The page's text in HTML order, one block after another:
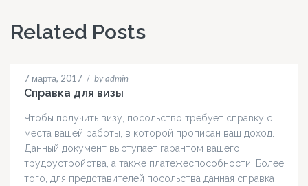
Related Posts
7 марта, 2017 / by admin
Справка для визы
Чтобы получить визу, посольство требует справку с
места вашей работы, в которой прописан ваш доход.
Данный документ выступает гарантом вашего
трудоустройства, а также платежеспособности. Более
того, для представителей посольства данная справка